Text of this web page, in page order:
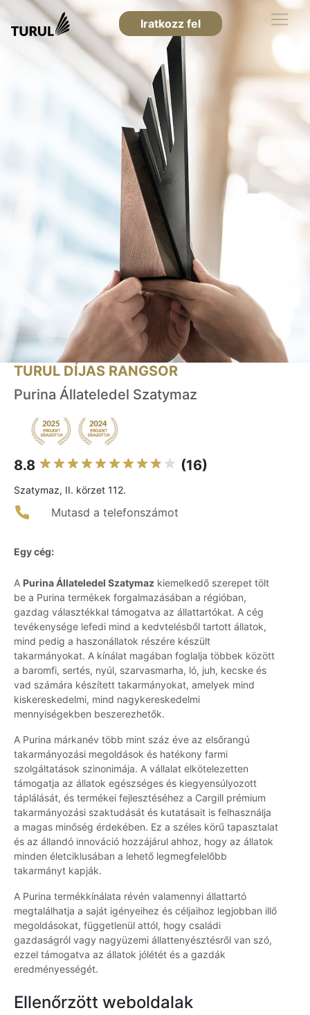
Iratkozz fel
TURUL DÍJAS RANGSOR
Purina Állateledel Szatymaz
8.8 (16)
Szatymaz, II. körzet 112.
Mutasd a telefonszámot
Egy cég:
A Purina Állateledel Szatymaz kiemelkedő szerepet tölt
be a Purina termékek forgalmazásában a régióban,
gazdag választékkal támogatva az állattartókat. A cég
tevékenysége lefedi mind a kedvtelésből tartott állatok,
mind pedig a haszonállatok részére készült
takarmányokat. A kínálat magában foglalja többek között
a baromfi, sertés, nyúl, szarvasmarha, ló, juh, kecske és
vad számára készített takarmányokat, amelyek mind
kiskereskedelmi, mind nagykereskedelmi
mennyiségekben beszerezhetők.
A Purina márkanév több mint száz éve az elsőrangú
takarmányozási megoldások és hatékony farmi
szolgáltatások szinonimája. A vállalat elkötelezetten
támogatja az állatok egészséges és kiegyensúlyozott
táplálását, és termékei fejlesztéséhez a Cargill prémium
takarmányozási szaktudását és kutatásait is felhasználja
a magas minőség érdekében. Ez a széles körű tapasztalat
és az állandó innováció hozzájárul ahhoz, hogy az állatok
minden életciklusában a lehető legmegfelelőbb
takarmányt kapják.
A Purina termékkínálata révén valamennyi állattartó
megtalálhatja a saját igényeihez és céljaihoz legjobban illő
megoldásokat, függetlenül attól, hogy családi
gazdaságról vagy nagyüzemi állattenyésztésről van szó,
ezzel támogatva az állatok jólétét és a gazdák
eredményességét.
Ellenőrzött weboldalak